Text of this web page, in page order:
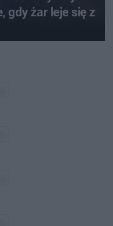
gdy żar leje się z